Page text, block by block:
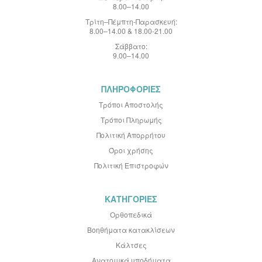
8.00–14.00
Τρίτη–Πέμπτη-Παρασκευή:
8.00–14.00 & 18.00-21.00
Σάββατο:
9.00–14.00
ΠΛΗΡΟΦΟΡΙΕΣ
Τρόποι Αποστολής
Τρόποι Πληρωμής
Πολιτική Απορρήτου
Όροι χρήσης
Πολιτική Επιστροφών
ΚΑΤΗΓΟΡΙΕΣ
Ορθοπεδικά
Βοηθήματα κατακλίσεων
Κάλτσες